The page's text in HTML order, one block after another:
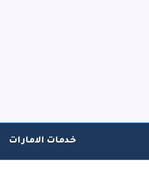
خدمات الامارات